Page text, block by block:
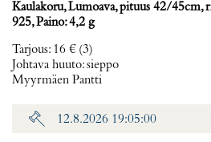
Kaulakoru, Lumoava, pituus 42/45cm,
925, Paino: 4,2 g
Tarjous: 16 € (3)
Johtava huuto:sieppo
Myyrmäen Pantti
12.8.2026 19:05:00